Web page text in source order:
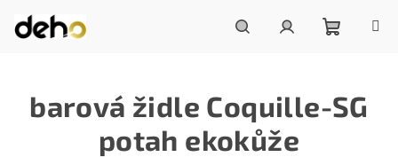
obsah
košík
barová židle Coquille-SG
potah ekokůže